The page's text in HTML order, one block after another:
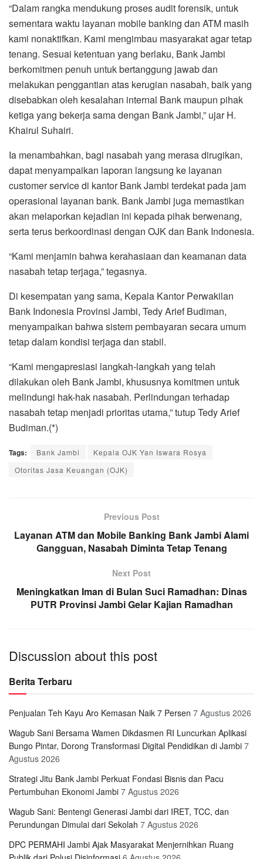
“Dalam rangka mendukung proses audit forensik, untuk
sementara waktu layanan mobile banking dan ATM masih
kami nonaktifkan. Kami mengimbau masyarakat agar tetap
tenang. Sesuai ketentuan yang berlaku, Bank Jambi
berkomitmen penuh untuk bertanggung jawab dan
melakukan penggantian atas kerugian nasabah, baik yang
disebabkan oleh kesalahan internal Bank maupun pihak
ketiga yang bekerja sama dengan Bank Jambi,” ujar H.
Khairul Suhairi.
Ia menambahkan, bagi nasabah yang merasa dirugikan,
dapat menyampaikan laporan langsung ke layanan
customer service di kantor Bank Jambi terdekat pada jam
operasional layanan bank. Bank Jambi juga memastikan
akan melaporkan kejadian ini kepada pihak berwenang,
serta terus berkoordinasi dengan OJK dan Bank Indonesia.
“Kami menjamin bahwa kerahasiaan dan keamanan data
nasabah tetap terjaga,” tegasnya.
Di kesempatan yang sama, Kepala Kantor Perwakilan
Bank Indonesia Provinsi Jambi, Tedy Arief Budiman,
menyampaikan bahwa sistem pembayaran secara umum
tetap dalam kondisi terjaga dan stabil.
“Kami mengapresiasi langkah-langkah yang telah
dilakukan oleh Bank Jambi, khususnya komitmen untuk
melindungi hak-hak nasabah. Perlindungan terhadap
nasabah tetap menjadi prioritas utama,” tutup Tedy Arief
Budiman.(*)
Tags: Bank Jambi
Kepala OJK Yan Iswara Rosya
Otoritas Jasa Keuangan (OJK)
Previous Post
Layanan ATM dan Mobile Banking Bank Jambi Alami
Gangguan, Nasabah Diminta Tetap Tenang
Next Post
Meningkatkan Iman di Bulan Suci Ramadhan: Dinas
PUTR Provinsi Jambi Gelar Kajian Ramadhan
Discussion about this post
Berita Terbaru
Penjualan Teh Kayu Aro Kemasan Naik 7 Persen 7 Agustus 2026
Wagub Sani Bersama Wamen Dikdasmen RI Luncurkan Aplikasi
Bungo Pintar, Dorong Transformasi Digital Pendidikan di Jambi 7
Agustus 2026
Strategi Jitu Bank Jambi Perkuat Fondasi Bisnis dan Pacu
Pertumbuhan Ekonomi Jambi 7 Agustus 2026
Wagub Sani: Bentengi Generasi Jambi dari IRET, TCC, dan
Perundungan Dimulai dari Sekolah 7 Agustus 2026
DPC PERMAHI Jambi Ajak Masyarakat Menjernihkan Ruang